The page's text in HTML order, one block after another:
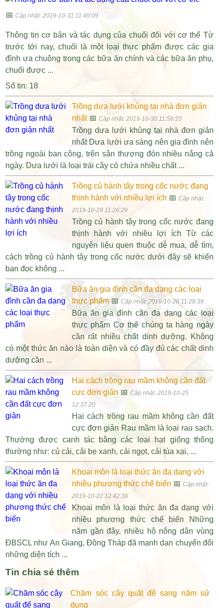
📅Cập nhật: 2019-10-31 11:49:09
Thông tin cơ bản và tác dụng của chuối đối với cơ thể Từ
trước tới nay, chuối là một loại thực phẩm được các gia
đình ưa chuộng trong các bữa ăn chính và các bữa ăn phụ,
chuối được ...
Số tin: 18
Trồng dưa lưới khủng tại nhà đơn giản
nhất📅 Cập nhật: 2019-10-30 11:56:55
Trồng dưa lưới khủng tại nhà đơn giản
nhất Dưa lưới ưa sáng nên gia đình nên
trồng ngoài ban công, trên sân thượng đón nhiều nắng cả
ngày. Dưa lưới là loại trái cây có chứa nhiều chất ...
Trồng củ hành tây trong cốc nước đang
thịnh hành với nhiều lợi ích 📅 Cập nhật:
2019-10-29 11:26:29
Trồng củ hành tây trong cốc nước đang
thịnh hành với nhiều lợi ích Từ các
nguyên liệu quen thuộc dễ mua, dễ tìm,
cách trồng củ hành tây trong cốc nước dưới đây sẽ khiến
bạn đọc không ...
Bữa ăn gia đình cần đa dạng các loại
thực phẩm📅Cập nhật: 2019-10-28 11:28:39
Bữa ăn gia đình cần đa dạng các loại
thực phẩm Cơ thể chúng ta hàng ngày
cần rất nhiều chất dinh dưỡng. Không
có một thức ăn nào là toàn diện và có đầy đủ các chất dinh
dưỡng cần ...
Hai cách trồng rau mầm không cần đất
cực đơn giản 📅 Cập nhật: 2019-10-25
12:37:20
Hai cách trồng rau mầm không cần đất
cực đơn giản Rau mầm là loại rau sạch.
Thường được canh tác bằng các loại hạt giống thông
thường như: củ cải, cải bẹ xanh, cải ngọt, cải tùa xại, ...
Khoai môn là loại thức ăn đa dạng với
nhiều phương thức chế biến 📅 Cập nhật:
2019-10-22 12:42:36
Khoai môn là loại thức ăn đa dạng với
nhiều phương thức chế biến Những
năm gần đây, nhiều hộ nông dân vùng
ĐBSCL như An Giang, Đồng Tháp đã mạnh dạn chuyển đổi
những diện tích ...
Tin chia sẻ thêm
Chăm sóc cây quất để sang năm sử
dụng